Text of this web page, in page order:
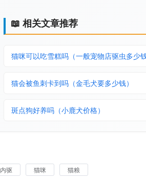
📖 相关文章推荐
猫咪可以吃雪糕吗（一般宠物店驱虫多少钱
猫会被鱼刺卡到吗（金毛犬要多少钱）
斑点狗好养吗（小鹿犬价格）
内驱 猫咪 猫粮